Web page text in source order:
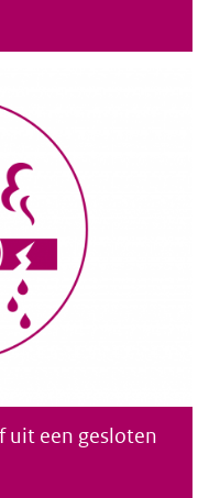
uit een normaal
uit een gesloten